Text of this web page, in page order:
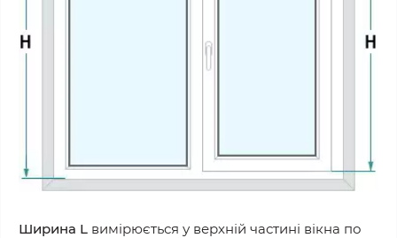
Ширина L вимірюється у верхній частині вікна по